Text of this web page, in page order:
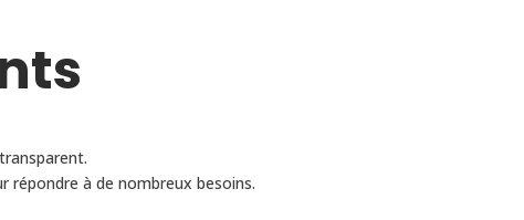
répondre à de nombreux besoins.